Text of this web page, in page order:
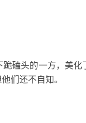
磕头的一方，美
们还不自知。